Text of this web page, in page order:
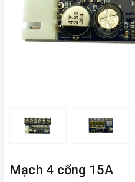
Mạch 4 cổng 15A